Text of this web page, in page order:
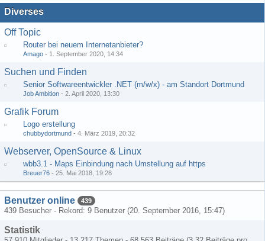
Diverses
Off Topic
Router bei neuem Internetanbieter?
Amago - 1. September 2020, 14:34
Suchen und Finden
Senior Softwareentwickler .NET (m/w/x) - am Standort Dortmund
Job Ambition - 2. April 2020, 13:30
Grafik Forum
Logo erstellung
chubbydortmund - 4. März 2019, 20:32
Webserver, OpenSource & Linux
wbb3.1 - Maps Einbindung nach Umstellung auf https
Breuer76 - 25. Mai 2018, 19:28
Benutzer online 439
439 Besucher - Rekord: 9 Benutzer (20. September 2016, 15:47)
Statistik